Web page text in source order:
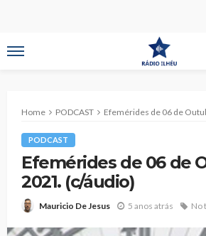
Home PODCAST Efemérides de 06 de
PODCAST
Efemérides de 06 de
2021. (c/áudio)
Mauricio De Jesus 5 anos atrás No